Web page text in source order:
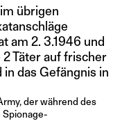
übrigen
am 2. 3.1946 und
Täter auf frischer
das Gefängnis in
der während des
Spionage-